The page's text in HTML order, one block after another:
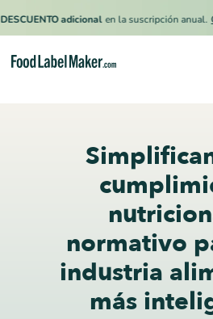
adicional en la suscripción anual.
normativo
industria
más
Contrata a un Especialista
Recursos
Términos y condiciones
Política de privacidad